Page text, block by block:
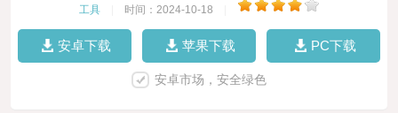
工具 时间：2024-10-18
安卓下载 苹果下载 PC下载
安卓市场，安全绿色